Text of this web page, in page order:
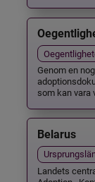
Genom en
som kan vara
Belarus
Landets